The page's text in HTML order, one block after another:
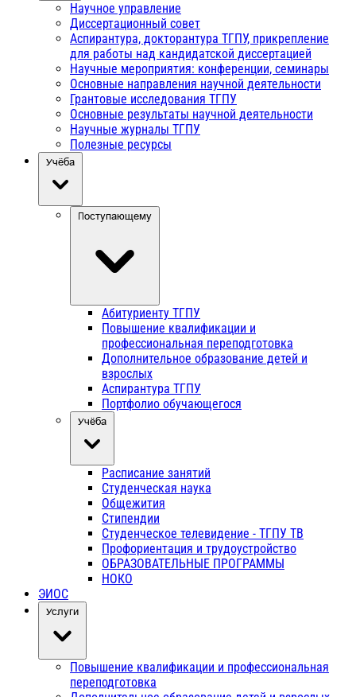
Научное управление
Диссертационный совет
Аспирантура, докторантура ТГПУ, прикрепление
для работы над кандидатской диссертацией
Научные мероприятия: конференции, семинары
Основные направления научной деятельности
Грантовые исследования ТГПУ
Основные результаты научной деятельности
Научные журналы ТГПУ
Полезные ресурсы
Учёба
Поступающему
Абитуриенту ТГПУ
Повышение квалификации и
профессиональная переподготовка
Дополнительное образование детей и
взрослых
Аспирантура ТГПУ
Портфолио обучающегося
Учёба
Расписание занятий
Студенческая наука
Общежития
Стипендии
Студенческое телевидение - ТГПУ ТВ
Профориентация и трудоустройство
ОБРАЗОВАТЕЛЬНЫЕ ПРОГРАММЫ
НОКО
ЭИОС
Услуги
Повышение квалификации и профессиональная
переподготовка